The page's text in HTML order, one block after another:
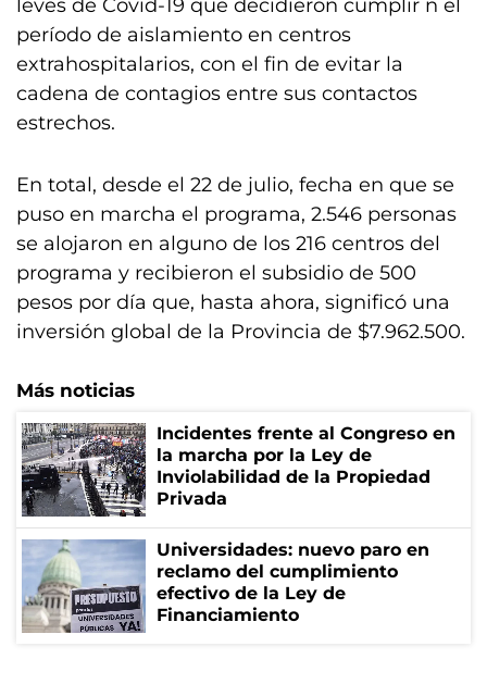
leves de Covid-19 que decidieron cumplir n el
período de aislamiento en centros
extrahospitalarios, con el fin de evitar la
cadena de contagios entre sus contactos
estrechos.
En total, desde el 22 de julio, fecha en que se
puso en marcha el programa, 2.546 personas
se alojaron en alguno de los 216 centros del
programa y recibieron el subsidio de 500
pesos por día que, hasta ahora, significó una
inversión global de la Provincia de $7.962.500.
Más noticias
Incidentes frente al Congreso en
la marcha por la Ley de
Inviolabilidad de la Propiedad
Privada
Universidades: nuevo paro en
reclamo del cumplimiento
efectivo de la Ley de
Financiamiento